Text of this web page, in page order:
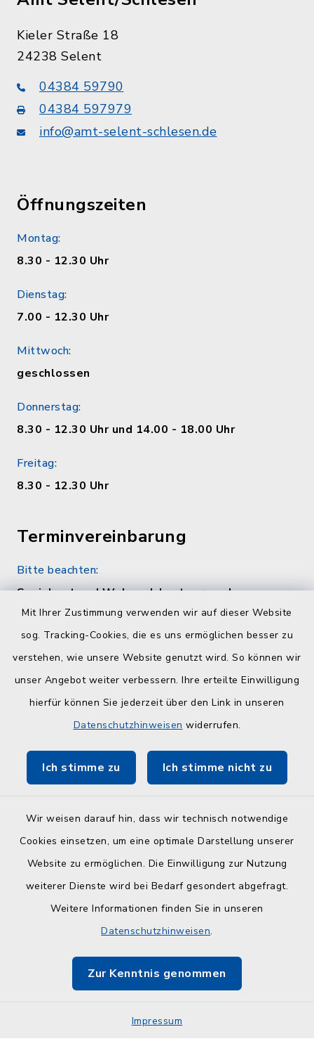
Mit Ihrer Zustimmung verwenden wir auf dieser Website
sog. Tracking-Cookies, die es uns ermöglichen besser zu
verstehen, wie unsere Website genutzt wird. So können wir
unser Angebot weiter verbessern. Ihre erteilte Einwilligung
hierfür können Sie jederzeit über den Link in unseren
Datenschutzhinweisen widerrufen.
Ich stimme zu Ich stimme nicht zu
Wir weisen darauf hin, dass wir technisch notwendige
Cookies einsetzen, um eine optimale Darstellung unserer
Website zu ermöglichen. Die Einwilligung zur Nutzung
weiterer Dienste wird bei Bedarf gesondert abgefragt.
Weitere Informationen finden Sie in unseren
Datenschutzhinweisen.
Zur Kenntnis genommen
Impressum
Kieler Straße 18
24238 Selent
04384 59790
04384 597979
info@amt-selent-schlesen.de
Öffnungszeiten
Montag:
8.30 - 12.30 Uhr
Dienstag:
7.00 - 12.30 Uhr
Mittwoch:
geschlossen
Donnerstag:
8.30 - 12.30 Uhr und 14.00 - 18.00 Uhr
Freitag:
8.30 - 12.30 Uhr
Terminvereinbarung
Bitte beachten:
Sozialamt und Wohngeldamt nur nach
telefonischer Vereinbarung unter 04384 5979-
Quicklinks
Kreisverwaltung Plön
ZuFiSH
Barrierefreiheit
Impressum
Sitemap